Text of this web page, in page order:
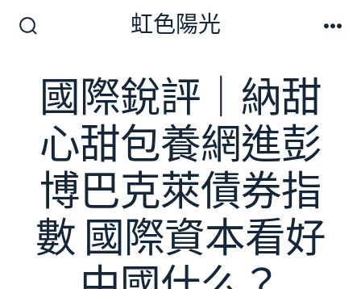
切
開
虹色陽光
國際銳評｜納甜
心甜包養網進彭
博巴克萊債券指
數 國際資本看好